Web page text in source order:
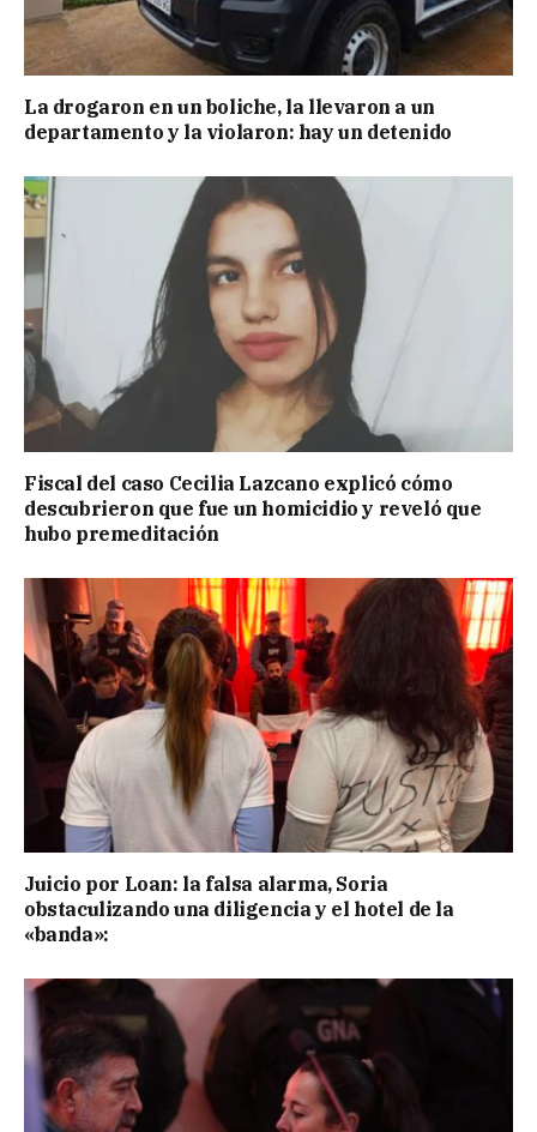
La drogaron en un boliche, la llevaron a un
departamento y la violaron: hay un detenido
Fiscal del caso Cecilia Lazcano explicó cómo
descubrieron que fue un homicidio y reveló que
hubo premeditación
Juicio por Loan: la falsa alarma, Soria
obstaculizando una diligencia y el hotel de la
«banda»: